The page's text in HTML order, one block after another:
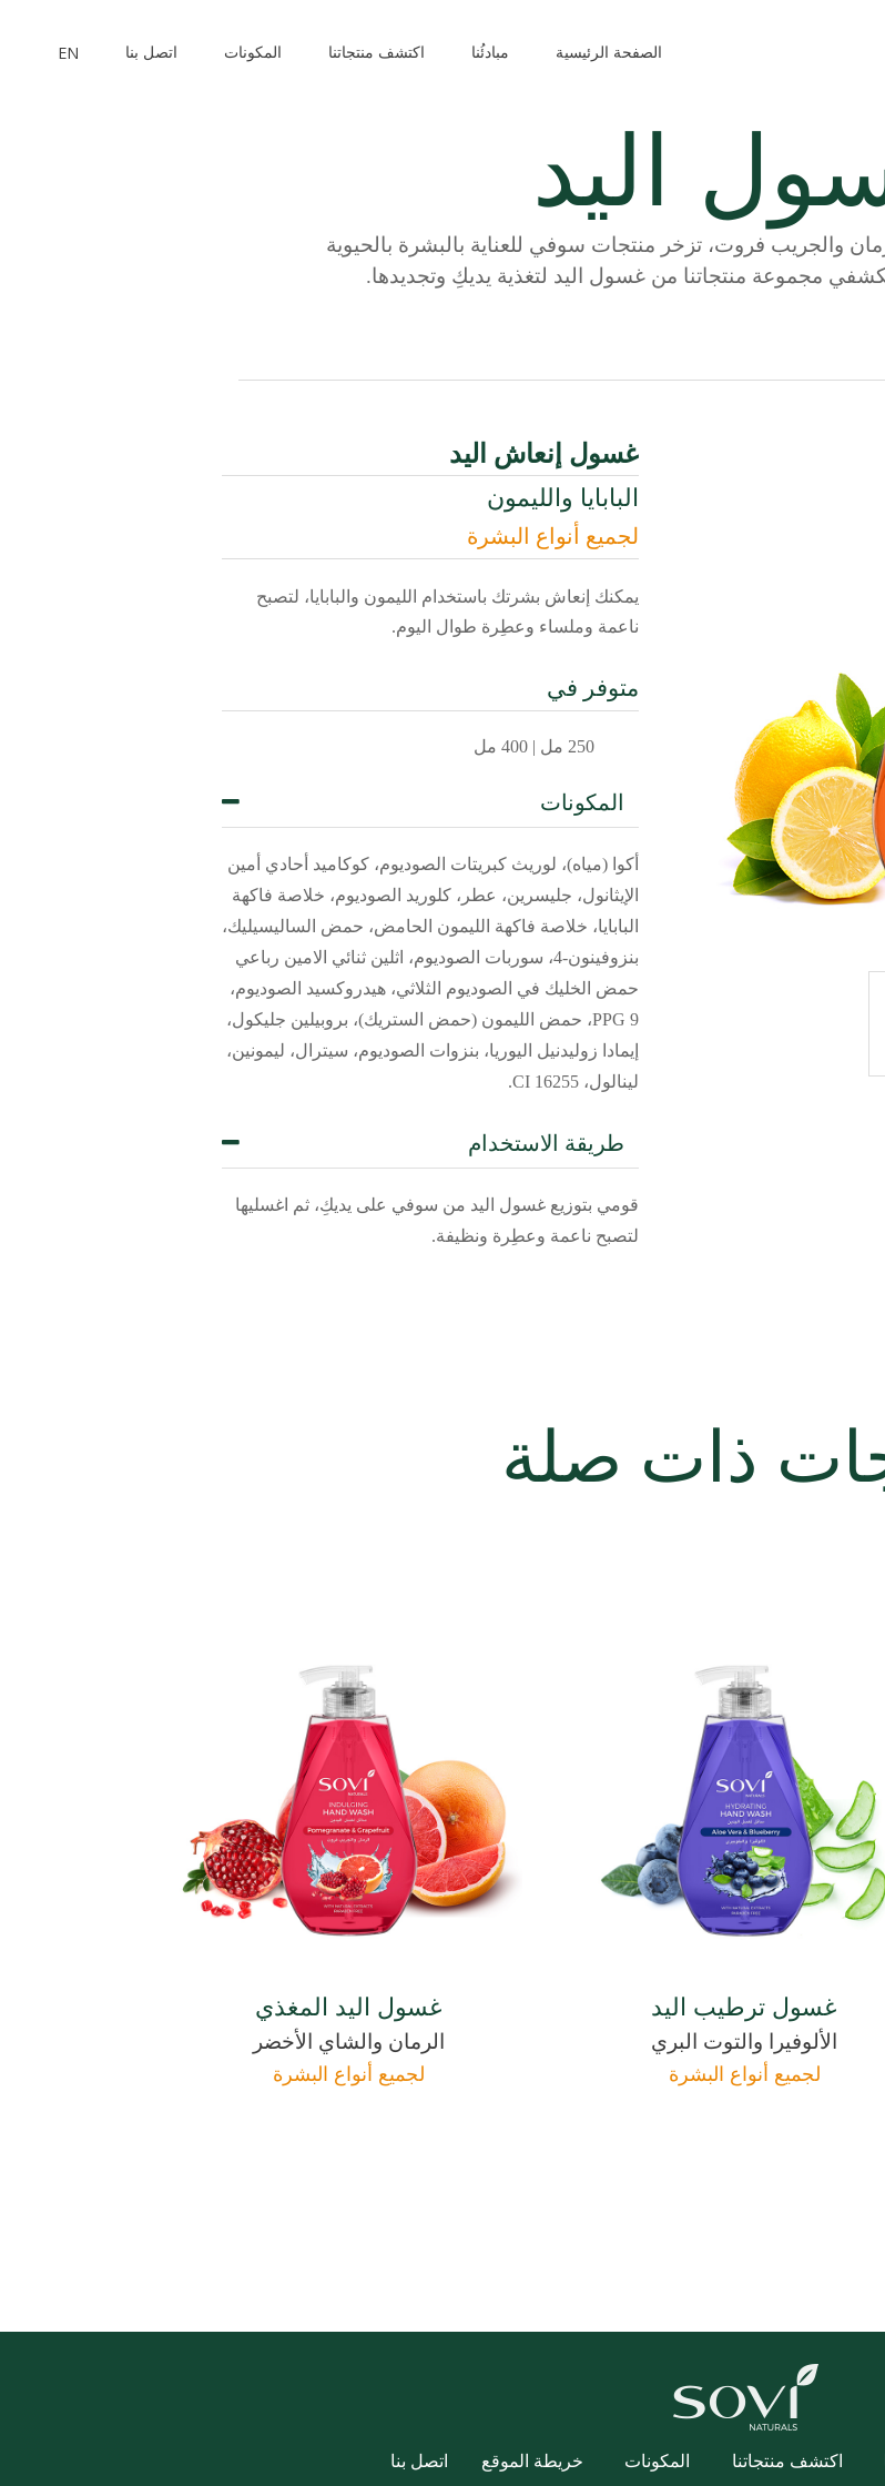
الصفحة الرئيسية مبادئُنا اكتشف منتجاتنا المكونات اتصل بنا EN
اليد
والجريب فروت، تزخر منتجات سوفي للعناية بالبشرة بالحيوية
مجموعة منتجاتنا من غسول اليد لتغذية يديكِ وتجديدها.
غسول إنعاش اليد
البابايا والليمون
لجميع أنواع البشرة
يمكنك إنعاش بشرتك باستخدام الليمون والبابايا، لتصبح
ناعمة وملساء وعطِرة طوال اليوم.
متوفر في
250 مل | 400 مل
المكونات
أكوا (مياه)، لوريث كبريتات الصوديوم، كوكاميد أحادي أمين
الإيثانول، جليسرين، عطر، كلوريد الصوديوم، خلاصة فاكهة
البابايا، خلاصة فاكهة الليمون الحامض، حمض الساليسيليك،
بنزوفينون-4، سوربات الصوديوم، اثلين ثنائي الامين رباعي
حمض الخليك في الصوديوم الثلاثي، هيدروكسيد الصوديوم،
PPG 9، حمض الليمون (حمض الستريك)، بروبيلين جليكول،
إيمادا زوليدنيل اليوريا، بنزوات الصوديوم، سيترال، ليمونين،
لينالول، CI 16255.
طريقة الاستخدام
قومي بتوزيع غسول اليد من سوفي على يديكِ، ثم اغسليها
لتصبح ناعمة وعطِرة ونظيفة.
ذات صلة
غسول اليد المغذي
الرمان والشاي الأخضر
لجميع أنواع البشرة
غسول ترطيب اليد
الألوفيرا والتوت البري
لجميع أنواع البشرة
اكتشف منتجاتنا المكونات خريطة الموقع اتصل بنا